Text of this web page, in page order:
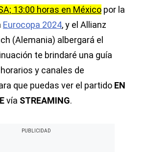
13:00 horas en México por la
Eurocopa 2024, y el Allianz
(Alemania) albergará el
te brindaré una guía
y canales de
que puedas ver el partido EN
vía STREAMING.